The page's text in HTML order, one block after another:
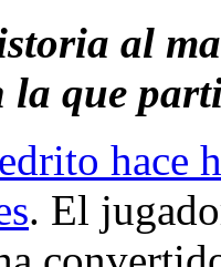
al
la que
hace
. El